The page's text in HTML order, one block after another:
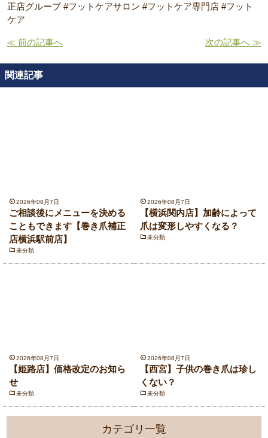
正店グループ #フットケアサロン #フットケア専門店 #フット
ケア
≪ 前の記事へ 次の記事へ ≫
関連記事
2026年08月7日
ご相談後にメニューを決める
こともできます【巻き爪補正
店横浜駅前店】
未分類
2026年08月7日
【横浜関内店】加齢によって
爪は変形しやすくなる？
未分類
2026年08月7日
【姫路店】価格改定のお知ら
せ
未分類
2026年08月7日
【西宮】子供の巻き爪は珍し
くない？
未分類
カテゴリ一覧